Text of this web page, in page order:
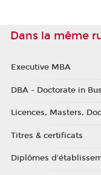
Dans la même
Executive MBA
DBA - Doctorate in
Licences, Masters,
Titres & certificats
Diplômes